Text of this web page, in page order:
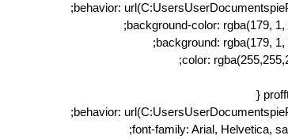
behavior:
background-color: rgba(179, 1,
background: rgba(179, 1,
color:
behavior:
font-family: Arial, Helvetica,